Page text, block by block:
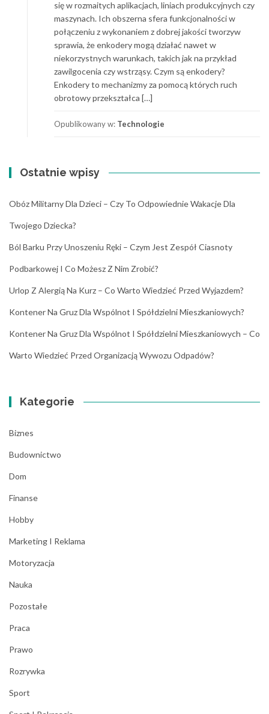
się w rozmaitych aplikacjach, liniach produkcyjnych czy
maszynach. Ich obszerna sfera funkcjonalności w
połączeniu z wykonaniem z dobrej jakości tworzyw
sprawia, że enkodery mogą działać nawet w
niekorzystnych warunkach, takich jak na przykład
zawilgocenia czy wstrząsy. Czym są enkodery?
Enkodery to mechanizmy za pomocą których ruch
obrotowy przekształca […]
Opublikowany w: Technologie
Ostatnie wpisy
Obóz Militarny Dla Dzieci – Czy To Odpowiednie Wakacje Dla
Twojego Dziecka?
Ból Barku Przy Unoszeniu Ręki – Czym Jest Zespół Ciasnoty
Podbarkowej I Co Możesz Z Nim Zrobić?
Urlop Z Alergią Na Kurz – Co Warto Wiedzieć Przed Wyjazdem?
Kontener Na Gruz Dla Wspólnot I Spółdzielni Mieszkaniowych?
Kontener Na Gruz Dla Wspólnot I Spółdzielni Mieszkaniowych – Co
Warto Wiedzieć Przed Organizacją Wywozu Odpadów?
Kategorie
Biznes
Budownictwo
Dom
Finanse
Hobby
Marketing I Reklama
Motoryzacja
Nauka
Pozostałe
Praca
Prawo
Rozrywka
Sport